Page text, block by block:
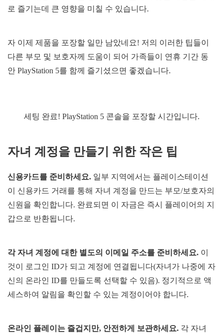
로 즐기는데 큰 영향을 미칠 수 있습니다.
자 이제 제품을 포장할 일만 남았네요! 저의 이러한 팁들이
다른 부모 및 보호자께 도움이 되어 가족들이 연휴 기간 동
안 PlayStation 5를 함께 즐기셨으면 좋겠습니다.
세팅 완료! PlayStation 5 콘솔을 포장할 시간입니다.
자녀 계정을 만들기 위한 작은 팁
신용카드를 준비하세요. 일부 지역에서는 플레이스테이션
이 신용카드 거래를 통해 자녀 계정을 만드는 부모/보호자의
신원을 확인합니다. 완료되면 이 자금은 즉시 플레이어의 지
갑으로 반환됩니다.
각 자녀 계정에 대한 별도의 이메일 주소를 준비하세요. 이
것이 로그인 ID가 되고 계정에 연결됩니다(자녀가 나중에 자
신의 온라인 ID를 만들도록 선택할 수 있음). 정기적으로 액
세스하여 알림을 확인할 수 있는 계정이어야 합니다.
온라인 플레이는 즐겁지만, 안전하게 보관하세요. 각 자녀